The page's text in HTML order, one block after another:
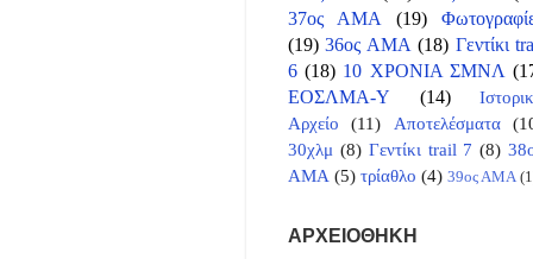
37ος ΑΜΑ
(19)
(19) 36ος ΑΜΑ (18) Γεντίκι
6 (18) 10 ΧΡΟΝΙΑ ΣΜΝΛ
ΕΟΣΛΜΑ-Υ
(14)
Αρχείο
(11) Αποτελέσματα
30χλμ (8) Γεντίκι trail 7 (8)
ΑΜΑ (5) τρίαθλο (4) 39ος ΑΜΑ
ΑΡΧΕΙΟΘΗΚΗ